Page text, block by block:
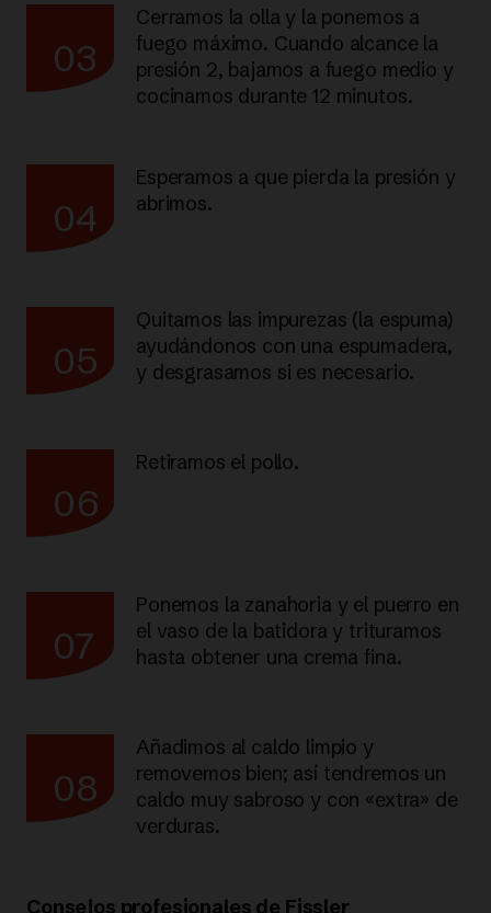
03
Cerramos la olla y la ponemos a
fuego máximo. Cuando alcance la
presión 2, bajamos a fuego medio y
cocinamos durante 12 minutos.
04
Esperamos a que pierda la presión y
abrimos.
05
Quitamos las impurezas (la espuma)
ayudándonos con una espumadera,
y desgrasamos si es necesario.
06
Retiramos el pollo.
07
Ponemos la zanahoria y el puerro en
el vaso de la batidora y trituramos
hasta obtener una crema fina.
08
Añadimos al caldo limpio y
removemos bien; así tendremos un
caldo muy sabroso y con «extra» de
verduras.
Consejos profesionales de Fissler